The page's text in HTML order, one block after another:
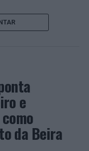
Públicos, no dia
de Algés,
29 anos, por
detenção.
na
avistaram o
de identificação,
e
da Beira